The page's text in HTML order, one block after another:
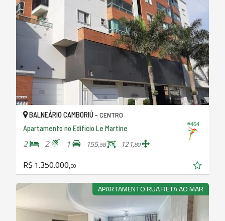
#464
BALNEÁRIO CAMBORIÚ - CENTRO
Apartamento no Edifício Le Martine
2 2 1 155,58 121,80
R$ 1.350.000,00
APARTAMENTO RUA RETA AO MAR